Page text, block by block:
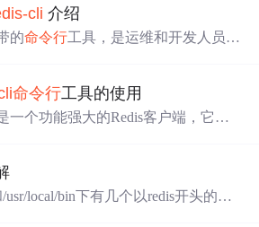
cli 介绍
的命令行工具，是运维和开发人员常
命令行工具的使用
一个功能强大的Redis客户端，它允
usr/local/bin下有几个以redis开头的可